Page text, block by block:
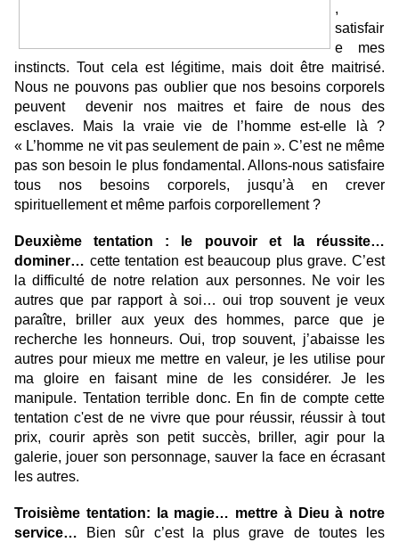
,
satisfair
e mes
instincts. Tout cela est légitime, mais doit être maitrisé.
Nous ne pouvons pas oublier que nos besoins corporels
peuvent devenir nos maitres et faire de nous des
esclaves. Mais la vraie vie de l’homme est-elle là ?
« L’homme ne vit pas seulement de pain ». C’est ne même
pas son besoin le plus fondamental. Allons-nous satisfaire
tous nos besoins corporels, jusqu’à en crever
spirituellement et même parfois corporellement ?
Deuxième tentation : le pouvoir et la réussite…
dominer… cette tentation est beaucoup plus grave. C’est
la difficulté de notre relation aux personnes. Ne voir les
autres que par rapport à soi… oui trop souvent je veux
paraître, briller aux yeux des hommes, parce que je
recherche les honneurs. Oui, trop souvent, j’abaisse les
autres pour mieux me mettre en valeur, je les utilise pour
ma gloire en faisant mine de les considérer. Je les
manipule. Tentation terrible donc. En fin de compte cette
tentation c'est de ne vivre que pour réussir, réussir à tout
prix, courir après son petit succès, briller, agir pour la
galerie, jouer son personnage, sauver la face en écrasant
les autres.
Troisième tentation: la magie… mettre à Dieu à notre
service… Bien sûr c’est la plus grave de toutes les